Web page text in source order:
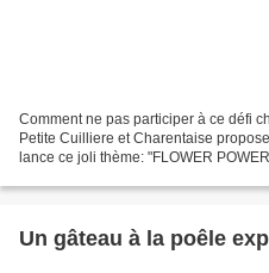
Comment ne pas participer à ce défi
Petite Cuilliere et Charentaise
lance ce joli thème: "FLOWER
Un gâteau à la poêle